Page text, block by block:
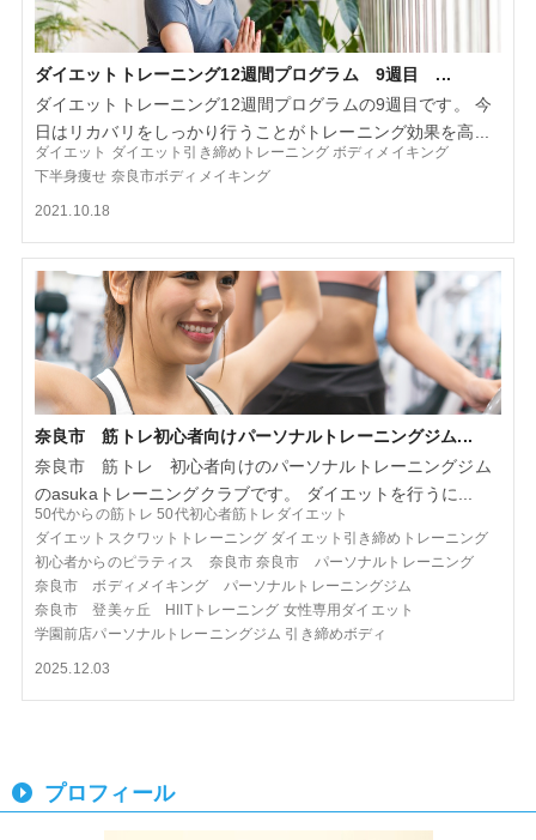
ダイエットトレーニング12週間プログラム 9週目 ...
ダイエットトレーニング12週間プログラムの9週目です。 今
日はリカバリをしっかり行うことがトレーニング効果を高...
ダイエット ダイエット引き締めトレーニング ボディメイキング
下半身痩せ 奈良市ボディメイキング
2021.10.18
奈良市 筋トレ初心者向けパーソナルトレーニングジム...
奈良市 筋トレ 初心者向けのパーソナルトレーニングジム
のasukaトレーニングクラブです。 ダイエットを行うに...
50代からの筋トレ 50代初心者筋トレダイエット
ダイエットスクワットトレーニング ダイエット引き締めトレーニング
初心者からのピラティス 奈良市 奈良市 パーソナルトレーニング
奈良市 ボディメイキング パーソナルトレーニングジム
奈良市 登美ヶ丘 HIITトレーニング 女性専用ダイエット
学園前店パーソナルトレーニングジム 引き締めボディ
2025.12.03
プロフィール